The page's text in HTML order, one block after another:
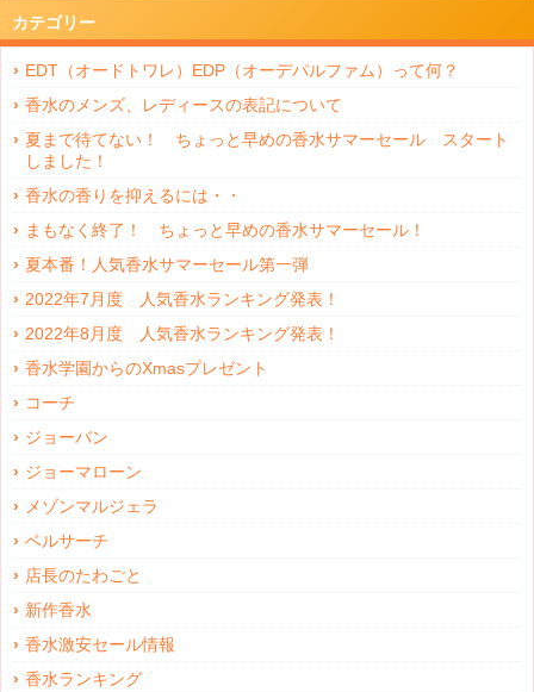
カテゴリー
EDT（オードトワレ）EDP（オーデパルファム）って何？
香水のメンズ、レディースの表記について
夏まで待てない！ ちょっと早めの香水サマーセール スタート
しました！
香水の香りを抑えるには・・
まもなく終了！ ちょっと早めの香水サマーセール！
夏本番！人気香水サマーセール第一弾
2022年7月度 人気香水ランキング発表！
2022年8月度 人気香水ランキング発表！
香水学園からのXmasプレゼント
コーチ
ジョーバン
ジョーマローン
メゾンマルジェラ
ベルサーチ
店長のたわごと
新作香水
香水激安セール情報
香水ランキング